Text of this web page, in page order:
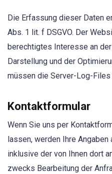
Die Erfassung dieser Daten
Abs. 1 lit. f DSGVO. Der
berechtigtes Interesse an
Darstellung und der
müssen die Server-Log-
Kontaktformular
Wenn Sie uns per
lassen, werden Ihre
inklusive der von Ihnen dort
zwecks Bearbeitung der